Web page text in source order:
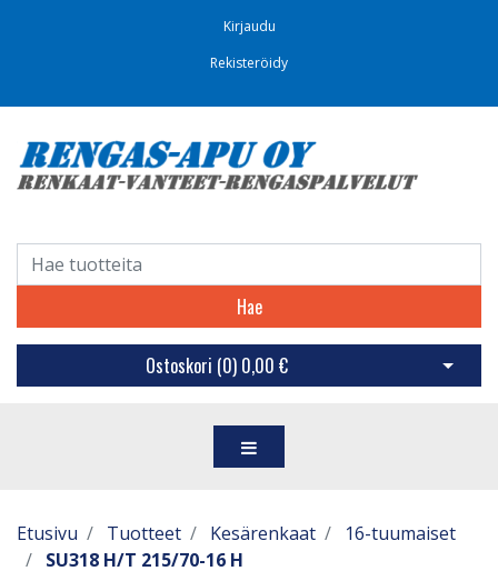
Kirjaudu
Rekisteröidy
Hae
Ostoskori (0) 0,00 € Avaa
Etusivu Tuotteet Kesärenkaat
16-tuumaiset
SU318 H/T 215/70-16 H